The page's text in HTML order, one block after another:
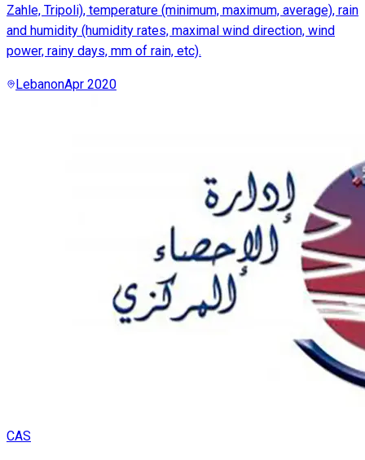
Zahle, Tripoli), temperature (minimum, maximum, average), rain
and humidity (humidity rates, maximal wind direction, wind
power, rainy days, mm of rain, etc).
LebanonApr 2020
CAS